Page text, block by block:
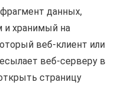
данных,
и хранимый на
веб-клиент или
веб-серверу в
страницу